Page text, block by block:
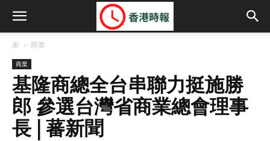
家 商業
商業
基隆商總全台串聯力挺施勝
郎 參選台灣省商業總會理事
長 | 蕃新聞